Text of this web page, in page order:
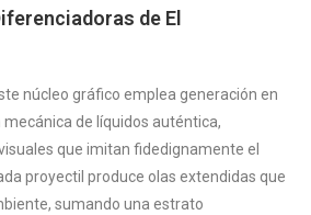
de El
núcleo gráfico emplea generación en
de líquidos auténtica,
que imitan fidedignamente el
proyectil produce olas extendidas que
sumando una estrato